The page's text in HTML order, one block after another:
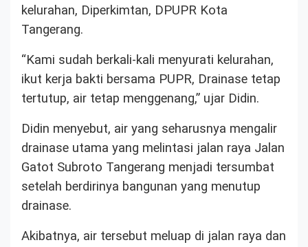
kelurahan, Diperkimtan, DPUPR Kota
Tangerang.
“Kami sudah berkali-kali menyurati kelurahan,
ikut kerja bakti bersama PUPR, Drainase tetap
tertutup, air tetap menggenang,” ujar Didin.
Didin menyebut, air yang seharusnya mengalir
drainase utama yang melintasi jalan raya Jalan
Gatot Subroto Tangerang menjadi tersumbat
setelah berdirinya bangunan yang menutup
drainase.
Akibatnya, air tersebut meluap di jalan raya dan